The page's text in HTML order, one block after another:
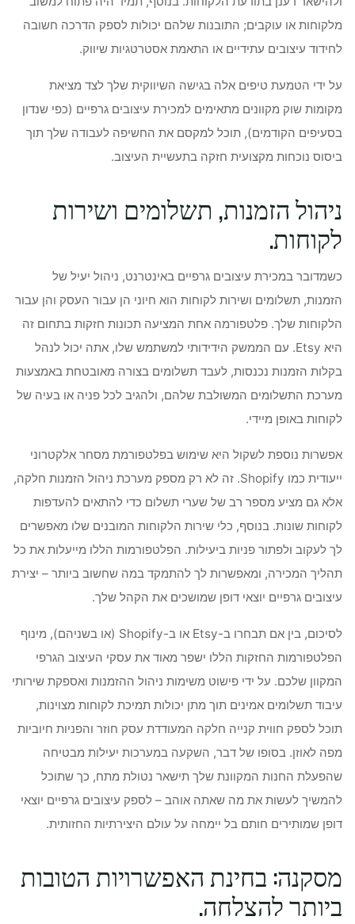
מלקוחות או עוקבים; התובנות שלהם יכולות לספק הדרכה חשובה
לחידוד עיצובים עתידיים או התאמת אסטרטגיות שיווק.
על ידי הטמעת טיפים אלה בגישה השיווקית שלך לצד מציאת
מקומות שוק מקוונים מתאימים למכירת עיצובים גרפיים (כפי שנדון
בסעיפים הקודמים), תוכל למקסם את החשיפה לעבודה שלך תוך
ביסוס נוכחות מקצועית חזקה בתעשיית העיצוב.
ניהול הזמנות, תשלומים ושירות
לקוחות.
כשמדובר במכירת עיצובים גרפיים באינטרנט, ניהול יעיל של
הזמנות, תשלומים ושירות לקוחות הוא חיוני הן עבור העסק והן עבור
הלקוחות שלך. פלטפורמה אחת המציעה תכונות חזקות בתחום זה
היא Etsy. עם הממשק הידידותי למשתמש שלו, אתה יכול לנהל
בקלות הזמנות נכנסות, לעבד תשלומים בצורה מאובטחת באמצעות
מערכת התשלומים המשולבת שלהם, ולהגיב לכל פניה או בעיה של
לקוחות באופן מיידי.
אפשרות נוספת לשקול היא שימוש בפלטפורמת מסחר אלקטרוני
ייעודית כמו Shopify. זה לא רק מספק מערכת ניהול הזמנות חלקה,
אלא גם מציע מספר רב של שערי תשלום כדי להתאים להעדפות
לקוחות שונות. בנוסף, כלי שירות הלקוחות המובנים שלו מאפשרים
לך לעקוב ולפתור פניות ביעילות. הפלטפורמות הללו מייעלות את כל
תהליך המכירה, ומאפשרות לך להתמקד במה שחשוב ביותר – יצירת
עיצובים גרפיים יוצאי דופן שמושכים את הקהל שלך.
לסיכום, בין אם תבחרו ב-Etsy או ב-Shopify (או בשניהם), מינוף
הפלטפורמות החזקות הללו ישפר מאוד את עסקי העיצוב הגרפי
המקוון שלכם. על ידי פישוט משימות ניהול ההזמנות ואספקת שירותי
עיבוד תשלומים אמינים תוך מתן יכולות תמיכת לקוחות מצוינות,
תוכל לספק חווית קנייה חלקה המעודדת עסק חוזר והפניות חיוביות
מפה לאוזן. בסופו של דבר, השקעה במערכות יעילות מבטיחה
שהפעלת החנות המקוונת שלך תישאר נטולת מתח, כך שתוכל
להמשיך לעשות את מה שאתה אוהב – לספק עיצובים גרפיים יוצאי
דופן שמותירים חותם בל יימחה על עולם היצירתיות החזותית.
מסקנה: בחינת האפשרויות הטובות
ביותר להצלחה.